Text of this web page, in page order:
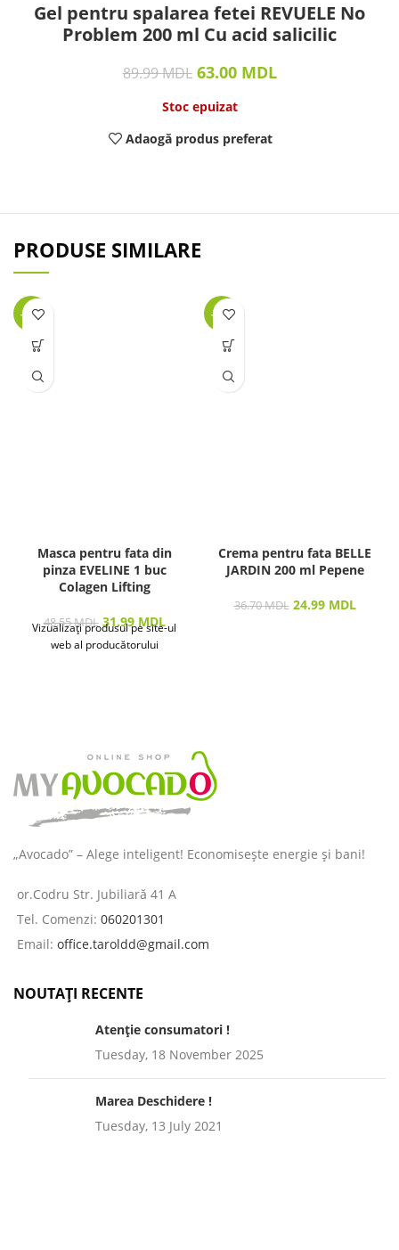
Gel pentru spalarea fetei REVUELE No
Problem 200 ml Cu acid salicilic
89.99MDL 63.00 MDL
Stoc epuizat
Adaogă produs preferat
PRODUSE SIMILARE
-34%
Masca pentru fata din
pinza EVELINE 1 buc
Colagen Lifting
48.55MDL 31.99 MDL
Vizualizați produsul pe site-ul
web al producătorului
-32%
Crema pentru fata BELLE
JARDIN 200 ml Pepene
36.70MDL 24.99 MDL
„Avocado” – Alege inteligent! Economisește energie și bani!
or.Codru Str. Jubiliară 41 A
Tel. Comenzi: 060201301
Email: office.taroldd@gmail.com
NOUTAȚI RECENTE
Atenție consumatori !
Tuesday, 18 November 2025
Marea Deschidere !
Tuesday, 13 July 2021